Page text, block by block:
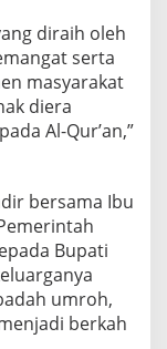
diraih oleh
serta
masyarakat
diera
Al-Qur’an,”
bersama Ibu
Bupati
umroh,
berkah